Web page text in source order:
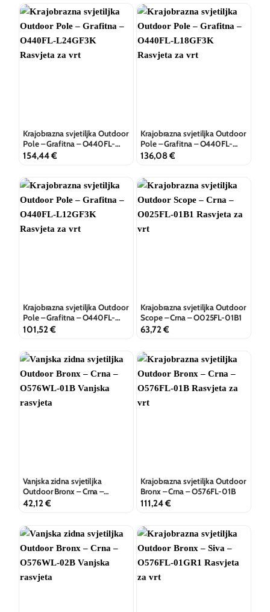
Krajobrazna svjetiljka Outdoor
Pole – Grafitna – O440FL-
L24GF3K
154,44€
Krajobrazna svjetiljka Outdoor
Pole – Grafitna – O440FL-
L18GF3K
136,08€
Krajobrazna svjetiljka Outdoor
Pole – Grafitna – O440FL-
L12GF3K
101,52€
Krajobrazna svjetiljka Outdoor
Scope – Crna – O025FL-01B1
63,72€
Vanjska zidna svjetiljka
Outdoor Bronx – Crna –
O576WL-01B
42,12€
Krajobrazna svjetiljka Outdoor
Bronx – Crna – O576FL-01B
111,24€